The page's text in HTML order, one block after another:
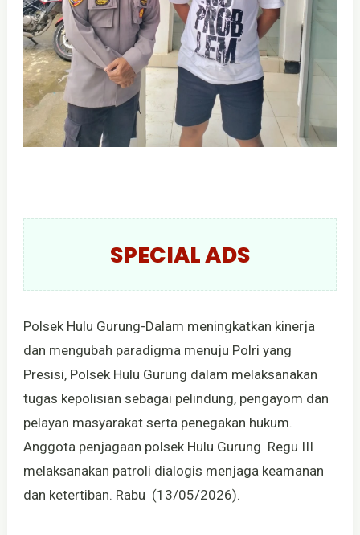
SPECIAL ADS
Polsek Hulu Gurung-Dalam meningkatkan kinerja
dan mengubah paradigma menuju Polri yang
Presisi, Polsek Hulu Gurung dalam melaksanakan
tugas kepolisian sebagai pelindung, pengayom dan
pelayan masyarakat serta penegakan hukum.
Anggota penjagaan polsek Hulu Gurung Regu III
melaksanakan patroli dialogis menjaga keamanan
dan ketertiban. Rabu (13/05/2026).